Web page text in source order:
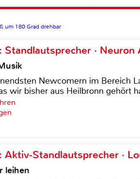
um 180 Grad drehbar
Standlautsprecher · Neuron
Newcomern im Bereich
wir bisher aus Heilbronn gehört
Aktiv-Standlautsprecher ·
leihen